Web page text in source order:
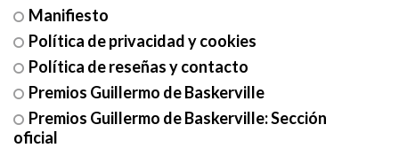
Manifiesto
Política de privacidad y cookies
Política de reseñas y contacto
Premios Guillermo de Baskerville
Premios Guillermo de Baskerville: Sección
oficial